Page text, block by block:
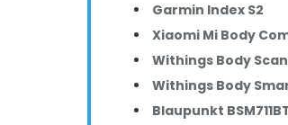
Garmin Index S2
Xiaomi Mi Body
Withings Body Scan
Withings Body
Blaupunkt